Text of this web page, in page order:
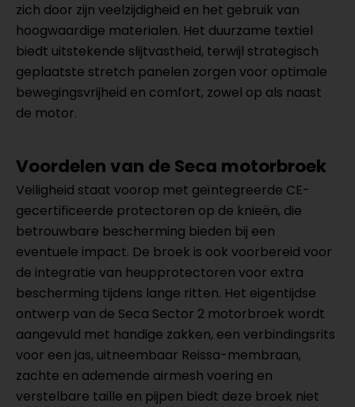
zich door zijn veelzijdigheid en het gebruik van
hoogwaardige materialen. Het duurzame textiel
biedt uitstekende slijtvastheid, terwijl strategisch
geplaatste stretch panelen zorgen voor optimale
bewegingsvrijheid en comfort, zowel op als naast
de motor.
Voordelen van de Seca motorbroek
Veiligheid staat voorop met geïntegreerde CE-
gecertificeerde protectoren op de knieën, die
betrouwbare bescherming bieden bij een
eventuele impact. De broek is ook voorbereid voor
de integratie van heupprotectoren voor extra
bescherming tijdens lange ritten. Het eigentijdse
ontwerp van de Seca Sector 2 motorbroek wordt
aangevuld met handige zakken, een verbindingsrits
voor een jas, uitneembaar Reissa-membraan,
zachte en ademende airmesh voering en
verstelbare taille en pijpen biedt deze broek niet